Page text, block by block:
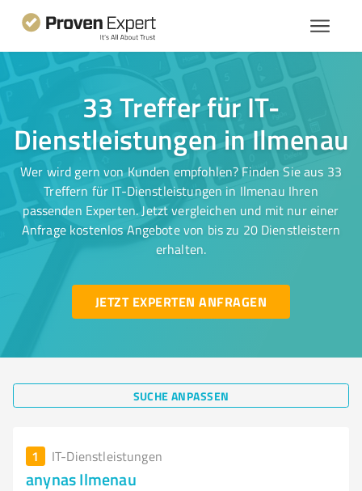
33 Treffer für IT-
Dienstleistungen in Ilmenau
Wer wird gern von Kunden empfohlen? Finden Sie aus 33
Treffern für IT-Dienstleistungen in Ilmenau Ihren
passenden Experten. Jetzt vergleichen und mit nur einer
Anfrage kostenlos Angebote von bis zu 20 Dienstleistern
erhalten.
JETZT EXPERTEN ANFRAGEN
SUCHE ANPASSEN
1 IT-Dienstleistungen
anynas Ilmenau